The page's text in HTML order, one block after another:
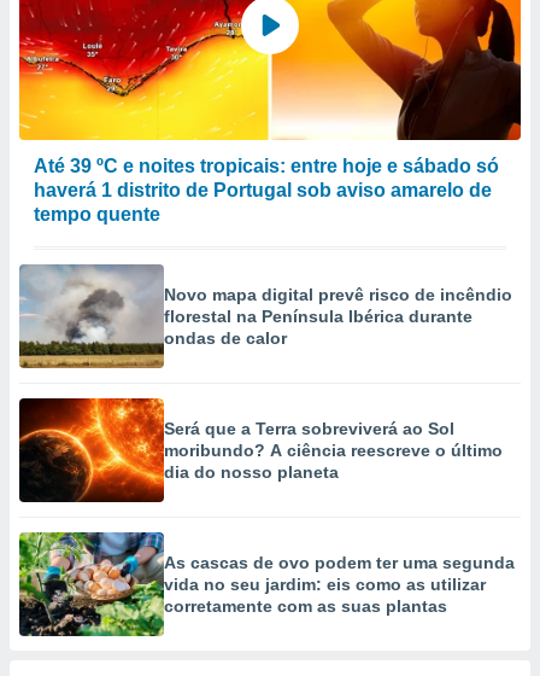
Até 39 ºC e noites tropicais: entre hoje e sábado só
haverá 1 distrito de Portugal sob aviso amarelo de
tempo quente
Novo mapa digital prevê risco de incêndio
florestal na Península Ibérica durante
ondas de calor
Será que a Terra sobreviverá ao Sol
moribundo? A ciência reescreve o último
dia do nosso planeta
As cascas de ovo podem ter uma segunda
vida no seu jardim: eis como as utilizar
corretamente com as suas plantas